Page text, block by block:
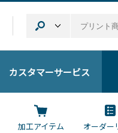
カスタマーサービス
加工アイテム オーダー